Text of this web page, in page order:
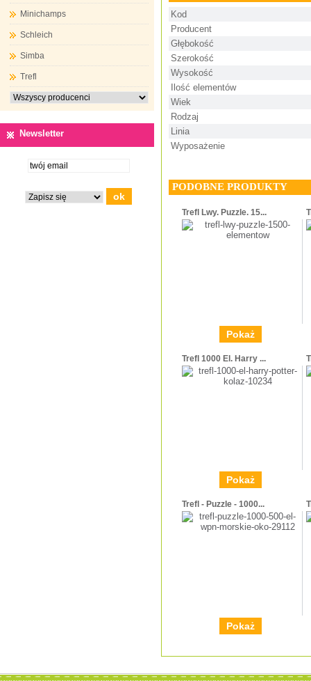
Minichamps
Schleich
Simba
Trefl
Newsletter
Kod
Producent
Głębokość
Szerokość
Wysokość
Ilość elementów
Wiek
Rodzaj
Linia
Wyposażenie
PODOBNE PRODUKTY
Trefl Lwy. Puzzle. 15...
Pokaż
Trefl 1000 El. Harry ...
Pokaż
Trefl - Puzzle - 1000...
Pokaż